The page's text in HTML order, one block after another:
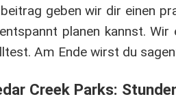
geben wir dir einen
planen kannst.
Am Ende wirst du
Creek Parks: